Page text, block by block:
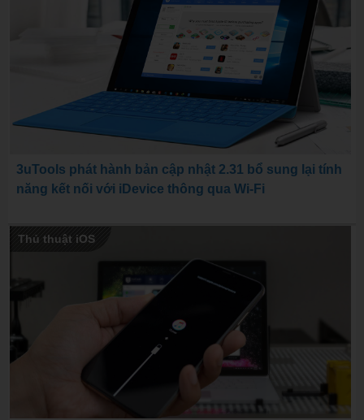
3uTools phát hành bản cập nhật 2.31 bổ sung lại tính
năng kết nối với iDevice thông qua Wi-Fi
Thủ thuật iOS